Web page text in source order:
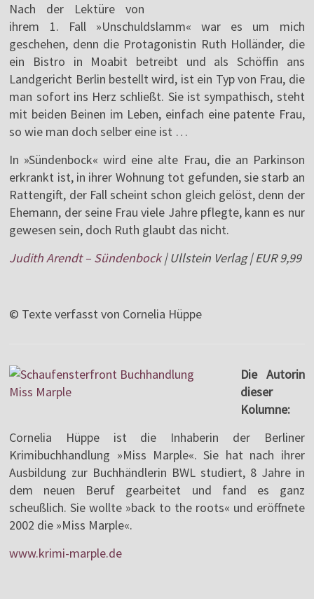
Nach der Lektüre von
ihrem 1. Fall »Unschuldslamm« war es um mich
geschehen, denn die Protagonistin Ruth Holländer, die
ein Bistro in Moabit betreibt und als Schöffin ans
Landgericht Berlin bestellt wird, ist ein Typ von Frau, die
man sofort ins Herz schließt. Sie ist sympathisch, steht
mit beiden Beinen im Leben, einfach eine patente Frau,
so wie man doch selber eine ist …
In »Sündenbock« wird eine alte Frau, die an Parkinson
erkrankt ist, in ihrer Wohnung tot gefunden, sie starb an
Rattengift, der Fall scheint schon gleich gelöst, denn der
Ehemann, der seine Frau viele Jahre pflegte, kann es nur
gewesen sein, doch Ruth glaubt das nicht.
Judith Arendt – Sündenbock| Ullstein Verlag | EUR 9,99
© Texte verfasst von Cornelia Hüppe
Die Autorin
dieser
Kolumne:
Cornelia Hüppe ist die Inhaberin der Berliner
Krimibuchhandlung »Miss Marple«. Sie hat nach ihrer
Ausbildung zur Buchhändlerin BWL studiert, 8 Jahre in
dem neuen Beruf gearbeitet und fand es ganz
scheußlich. Sie wollte »back to the roots« und eröffnete
2002 die »Miss Marple«.
www.krimi-marple.de